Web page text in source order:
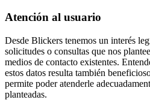
Atención al usuario
Desde Blickers tenemos un interés
solicitudes o consultas que nos
medios de contacto existentes.
estos datos resulta también
permite poder atenderle
planteadas.